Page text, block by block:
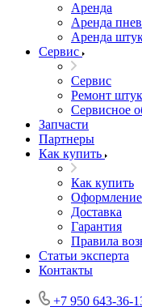
Аренда
Аренда
Аренда
Сервис
Сервис
Ремонт
Сервисное
Запчасти
Партнеры
Как купить
Как купить
Оформление
Доставка
Гарантия
Правила
Статьи эксперта
Контакты
+7 950 643-36-